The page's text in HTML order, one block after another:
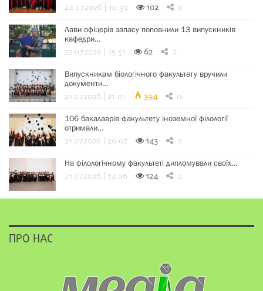
24.07.2026 | 10:39 102 0
Лави офіцерів запасу поповнили 13 випускників
кафедри…
22.07.2026 | 15:51 62 0
Випускникам біологічного факультету вручили
документи…
21.07.2026 | 21:01 394 0
106 бакалаврів факультету іноземної філології
отримали…
21.07.2026 | 20:07 143 0
На філологічному факультеті дипломували своїх…
21.07.2026 | 14:06 124 0
ПРО НАС